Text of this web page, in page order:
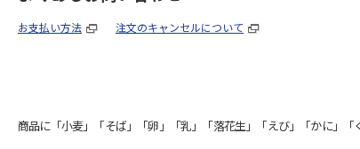
お支払い方法 注文のキャンセルについて
商品に「小麦」「そば」「卵」「乳」「落花生」「えび」「かに」